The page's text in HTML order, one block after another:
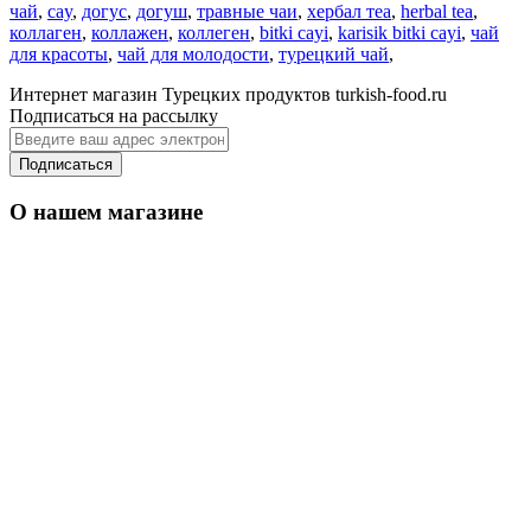
чай, cay, догус, догуш, травные чаи, хербал теа, herbal tea,
коллаген, коллажен, коллеген, bitki cayi, karisik bitki cayi, чай
для красоты, чай для молодости, турецкий чай,
Интернет магазин Турецких продуктов turkish-food.ru
Подписаться на рассылку
Подписаться
О нашем магазине